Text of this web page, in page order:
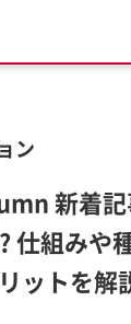
ン
新着
仕組みや
ットを解